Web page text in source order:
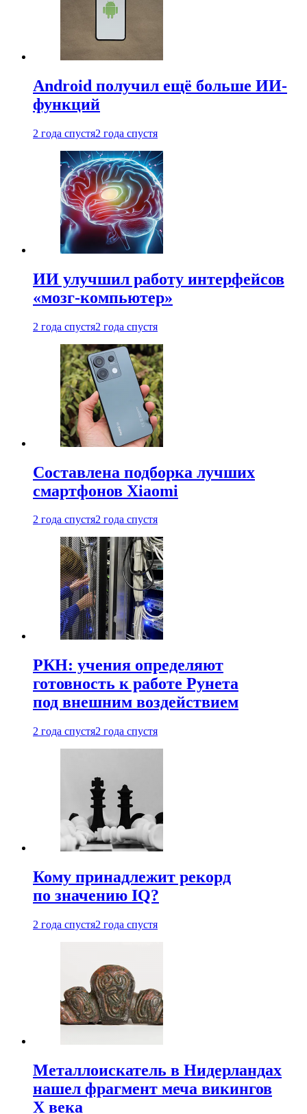
Android получил ещё больше ИИ-
функций
2 года спустя2 года спустя
ИИ улучшил работу интерфейсов
«мозг-компьютер»
2 года спустя2 года спустя
Составлена подборка лучших
смартфонов Xiaomi
2 года спустя2 года спустя
РКН: учения определяют
готовность к работе Рунета
под внешним воздействием
2 года спустя2 года спустя
Кому принадлежит рекорд
по значению IQ?
2 года спустя2 года спустя
Металлоискатель в Нидерландах
нашел фрагмент меча викингов
X века